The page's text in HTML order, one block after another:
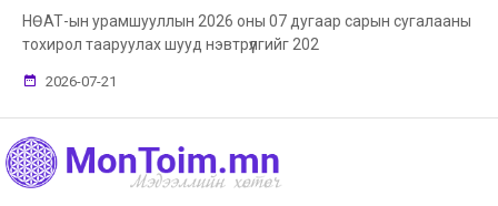
НӨАТ-ын урамшууллын 2026 оны 07 дугаар сарын сугалааны
тохирол тааруулах шууд нэвтрүүлгийг 202
2026-07-21